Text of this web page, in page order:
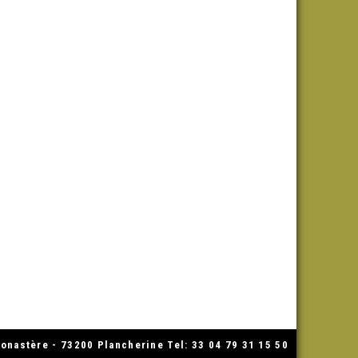
- 73200 Plancherine Tel: 33 04 79 31 15 50